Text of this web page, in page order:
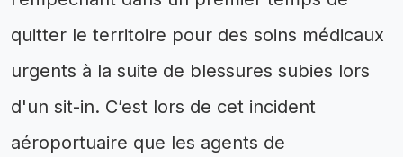
quitter le territoire pour des soins médicaux
urgents à la suite de blessures subies lors
d'un sit-in. C’est lors de cet incident
aéroportuaire que les agents de